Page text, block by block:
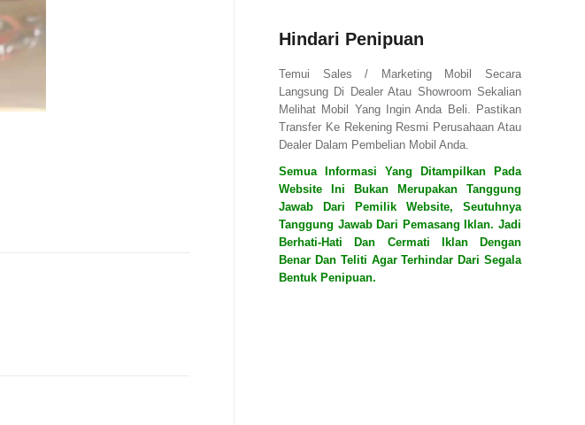
Hindari Penipuan
Temui Sales / Marketing Mobil Secara
Langsung Di Dealer Atau Showroom Sekalian
Melihat Mobil Yang Ingin Anda Beli. Pastikan
Transfer Ke Rekening Resmi Perusahaan Atau
Dealer Dalam Pembelian Mobil Anda.
Semua Informasi Yang Ditampilkan Pada
Website Ini Bukan Merupakan Tanggung
Jawab Dari Pemilik Website, Seutuhnya
Tanggung Jawab Dari Pemasang Iklan. Jadi
Berhati-Hati Dan Cermati Iklan Dengan
Benar Dan Teliti Agar Terhindar Dari Segala
Bentuk Penipuan.